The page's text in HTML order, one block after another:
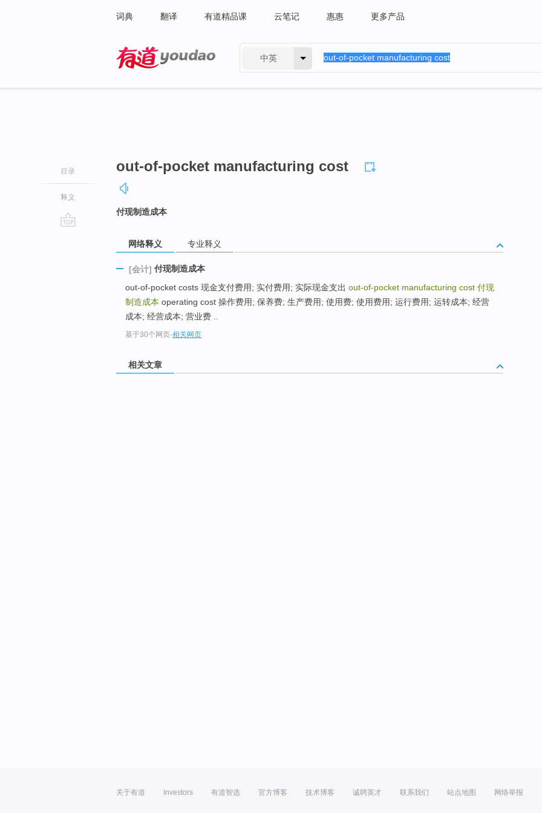
词典 翻译 有道精品课 云笔记 惠惠 更多产品
中英
目录
释义
out-of-pocket manufacturing cost
付现制造成本
网络释义 专业释义
[会计] 付现制造成本
out-of-pocket costs 现金支付费用; 实付费用; 实际现金支出 out-of-pocket manufacturing cost 付现
制造成本 operating cost 操作费用; 保养费; 生产费用; 使用费; 使用费用; 运行费用; 运转成本; 经营
成本; 经营成本; 营业费 ..
基于30个网页-相关网页
相关文章
关于有道 Investors 有道智选 官方博客 技术博客 诚聘英才 联系我们 站点地图 网络举报